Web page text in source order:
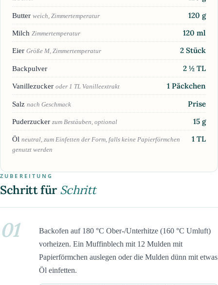
Butter weich, Zimmertemperatur 120 g
Milch Zimmertemperatur 120 ml
Eier Größe M, Zimmertemperatur 2 Stück
Backpulver 2 ½ TL
Vanillezucker oder 1 TL Vanilleextrakt 1 Päckchen
Salz nach Geschmack Prise
Puderzucker zum Bestäuben, optional 15 g
Öl neutral, zum Einfetten der Form, falls keine Papierförmchen
genutzt werden
1 TL
ZUBEREITUNG
Schritt für Schritt
01
Backofen auf 180 °C Ober-/Unterhitze (160 °C Umluft)
vorheizen. Ein Muffinblech mit 12 Mulden mit
Papierförmchen auslegen oder die Mulden dünn mit etwas
Öl einfetten.